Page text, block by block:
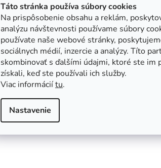
Táto stránka používa súbory cookies
Na prispôsobenie obsahu a reklám,
analýzu návštevnosti používame súbory
používate naše webové stránky,
sociálnych médií, inzercie a analýzy. Títo
skombinovať s ďalšími údajmi, ktoré ste im
získali, keď ste používali ich služby.
Viac informáciítu.
Nastavenie